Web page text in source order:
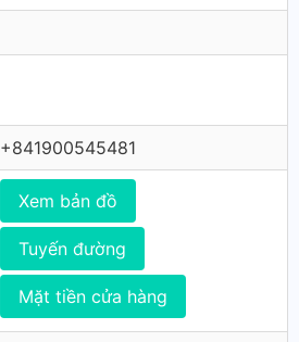
+841900545481
Xem bản đồ
Tuyến đường
Mặt tiền cửa hàng